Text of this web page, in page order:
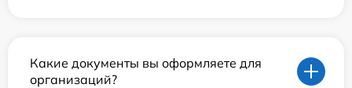
Какие документы вы оформляете для
организаций?